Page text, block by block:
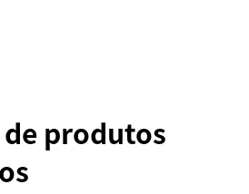
produtos